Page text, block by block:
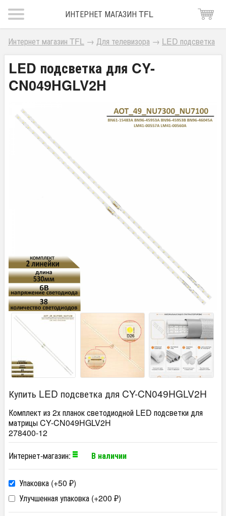
ИНТЕРНЕТ МАГАЗИН TFL
Интернет магазин TFL → Для телевизора → LED подсветка
LED подсветка для CY-
CN049HGLV2H
Купить LED подсветка для CY-CN049HGLV2H
Комплект из 2х планок светодиодной LED подсветки для
матрицы CY-CN049HGLV2H
278400-12
Интернет-магазин:
В наличии
Упаковка (+50 ₽)
Улучшенная упаковка (+200 ₽)